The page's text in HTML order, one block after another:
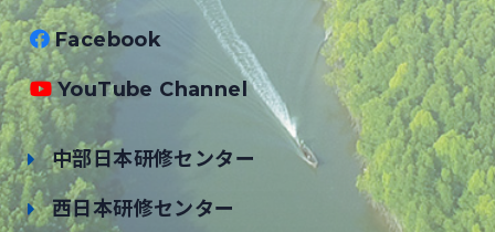
Facebook
YouTube Channel
中部日本研修センター
西日本研修センター